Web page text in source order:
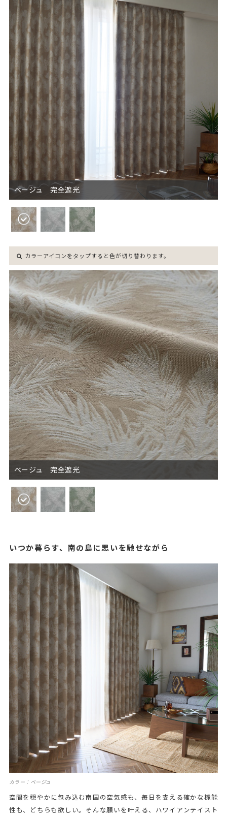
ベージュ 完全遮光
カラーアイコンをタップすると色が切り替わります。
ベージュ 完全遮光
いつか暮らす、南の島に思いを馳せながら
カラー：ベージュ
空間を穏やかに包み込む南国の空気感も、毎日を支える確かな機能
性も、どちらも欲しい。そんな願いを叶える、ハワイアンテイスト